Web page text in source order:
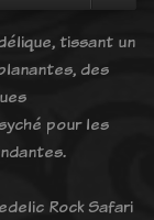
tissant un
des
pour les
Rock Safari